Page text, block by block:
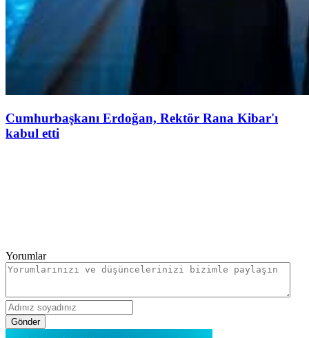
Cumhurbaşkanı Erdoğan, Rektör Rana Kibar'ı
kabul etti
Yorumlar
Gönder